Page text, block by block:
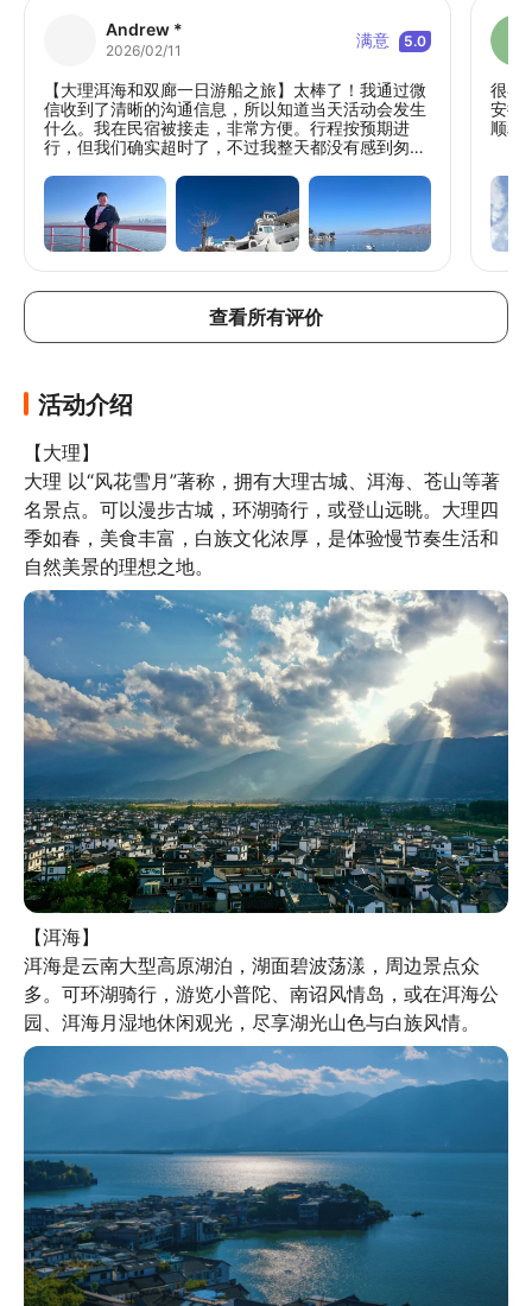
Andrew *
2026/02/11 满意 5.0
【大理洱海和双廊一日游船之旅】太棒了！我通过微
信收到了清晰的沟通信息，所以知道当天活动会发生
什么。我在民宿被接走，非常方便。行程按预期进
行，但我们确实超时了，不过我整天都没有感到匆忙
为唯一的英语使用者，我感到很吃力，但每个人都非
常友善和耐心，所以我度过了一段非常愉快的时光。
我认为这个价格绝对物超所值。所有的站点都像梦境
一样，但最后一站是潘溪苑神奇的日落自行车（可
很喜
安排
顺利
查看所有评价
活动介绍
【大理】
大理 以“风花雪月”著称，拥有大理古城、洱海、苍山等著
名景点。可以漫步古城，环湖骑行，或登山远眺。大理四
季如春，美食丰富，白族文化浓厚，是体验慢节奏生活和
自然美景的理想之地。
【洱海】
洱海是云南大型高原湖泊，湖面碧波荡漾，周边景点众
多。可环湖骑行，游览小普陀、南诏风情岛，或在洱海公
园、洱海月湿地休闲观光，尽享湖光山色与白族风情。